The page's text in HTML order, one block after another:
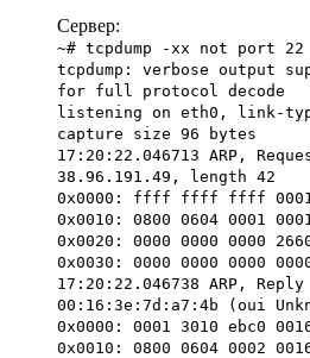
Сервер:
~# tcpdump -xx not port 22
tcpdump: verbose output
for full protocol decode
listening on eth0, link-
capture size 96 bytes
17:20:22.046713 ARP,
38.96.191.49, length 42
0x0000: ffff ffff ffff 0001
0x0010: 0800 0604 0001
0x0020: 0000 0000 0000
0x0030: 0000 0000 0000
17:20:22.046738 ARP,
00:16:3e:7d:a7:4b (oui
0x0000: 0001 3010 ebc0
0x0010: 0800 0604 0002